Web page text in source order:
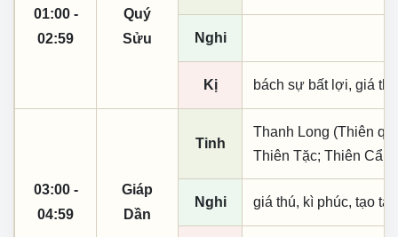
01:00 -
02:59
Quý
Sửu
Nghi
Kị bách sự bất lợi, giá
03:00 -
04:59
Giáp
Dần
Tinh
Thanh Long (Thiên
Thiên Tặc; Thiên Cẩu
Nghi giá thú, kì phúc, tạo